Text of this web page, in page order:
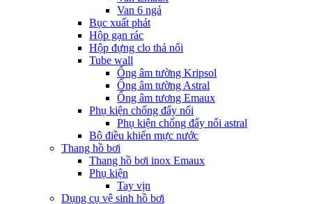
Van 6 ngả
Bục xuất phát
Hộp gạn rác
Hộp đựng clo thả nổi
Tube wall
Ống âm tường Kripsol
Ống âm tường Astral
Ống âm tương Emaux
Phụ kiện chống đẩy nổi
Phụ kiện chống đẩy nổi astral
Bộ điều khiển mực nước
Thang hồ bơi
Thang hồ bơi inox Emaux
Phụ kiện
Tay vịn
Dụng cụ vệ sinh hồ bơi